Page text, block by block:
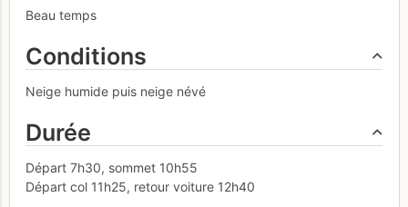
Beau temps
Conditions
Neige humide puis neige névé
Durée
Départ 7h30, sommet 10h55
Départ col 11h25, retour voiture 12h40